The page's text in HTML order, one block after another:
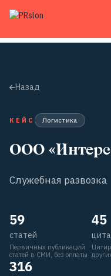
Назад
КЕЙС Логистика
ООО
Служебная развозка
59
статей
Первичных публикаций
статей в СМИ, без оплаты
45
316